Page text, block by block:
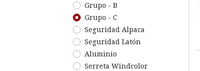
Grupo - B
Grupo - C
Seguridad Alpaca
Seguridad Latón
Aluminio
Serreta Windcolor